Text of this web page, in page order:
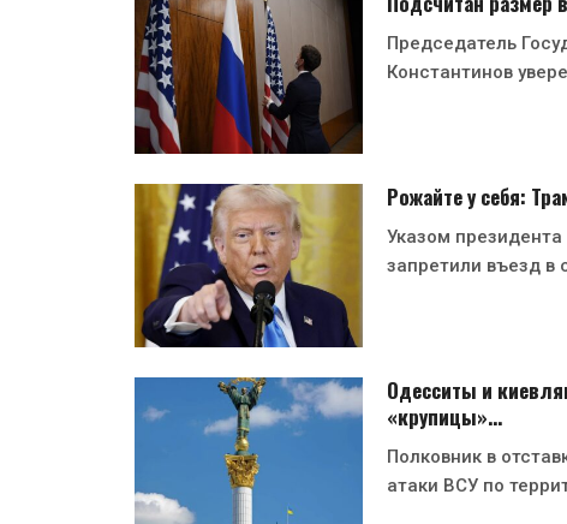
Председатель
Константинов
Рожайте у себя:
Указом
запретили въезд в
Одесситы и
«крупицы»…
Полковник в
атаки ВСУ по